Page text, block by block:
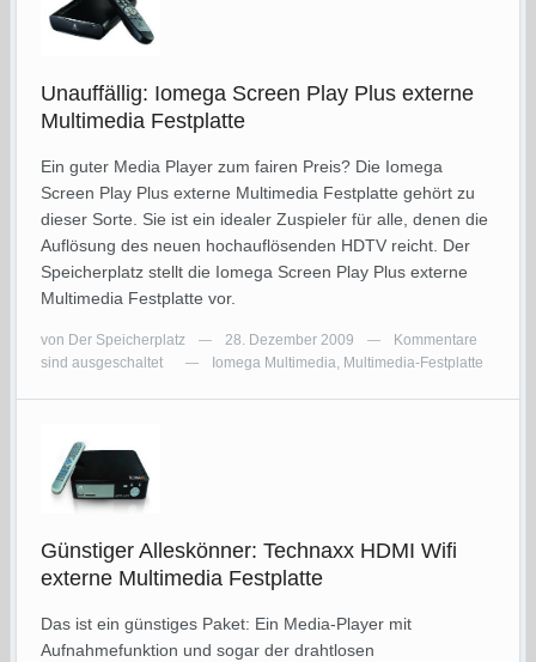
Unauffällig: Iomega Screen Play Plus externe
Multimedia Festplatte
Ein guter Media Player zum fairen Preis? Die Iomega
Screen Play Plus externe Multimedia Festplatte gehört zu
dieser Sorte. Sie ist ein idealer Zuspieler für alle, denen die
Auflösung des neuen hochauflösenden HDTV reicht. Der
Speicherplatz stellt die Iomega Screen Play Plus externe
Multimedia Festplatte vor.
von Der Speicherplatz — 28. Dezember 2009 —
Kommentare
sind ausgeschaltet
— Iomega Multimedia, Multimedia-Festplatte
Günstiger Alleskönner: Technaxx HDMI Wifi
externe Multimedia Festplatte
Das ist ein günstiges Paket: Ein Media-Player mit
Aufnahmefunktion und sogar der drahtlosen